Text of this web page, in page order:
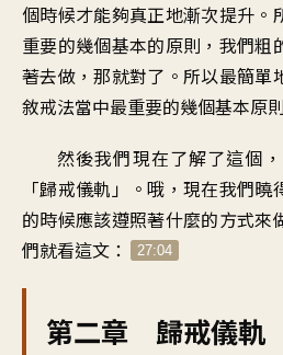
個時候才能夠真正地漸次提升。
重要的幾個基本的原則，我們粗
著去做，那就對了。所以最簡單
敘戒法當中最重要的幾個基本原
然後我們現在了解了這個
「歸戒儀軌」。哦，現在我們
的時候應該遵照著什麼的方式來
們就看這文：
27:04
第二章 歸戒儀軌